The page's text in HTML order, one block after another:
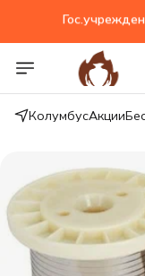
КолумбусАкции